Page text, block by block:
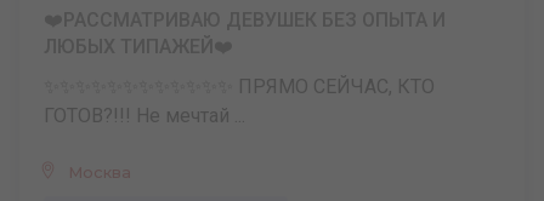
✨✨✨✨✨✨✨✨✨✨✨✨ ПРЯМО СЕЙЧАС, КТО
ГОТОВ?!!! Не мечтай ...
Москва